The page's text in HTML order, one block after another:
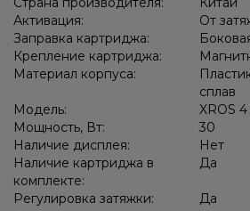
Активация:
От
Заправка картриджа:
Крепление картриджа:
Материал корпуса:
сплав
Модель:
XROS
Мощность, Вт:
30
Наличие дисплея:
Нет
Наличие картриджа в
комплекте:
Да
Регулировка затяжки:
Да